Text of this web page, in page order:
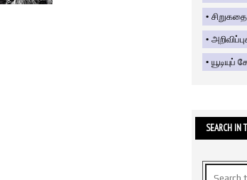
சிறுகதை
யூடியுப்
SEARCH IN